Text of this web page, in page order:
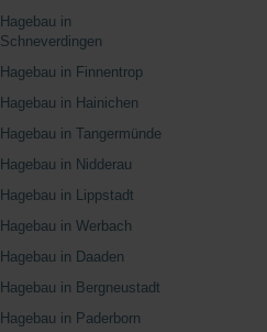
Hagebau in
Schneverdingen
Hagebau in Finnentrop
Hagebau in Hainichen
Hagebau in Tangermünde
Hagebau in Nidderau
Hagebau in Lippstadt
Hagebau in Werbach
Hagebau in Daaden
Hagebau in Bergneustadt
Hagebau in Paderborn